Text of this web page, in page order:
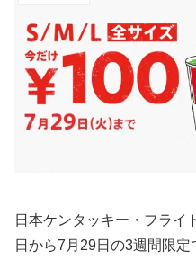
日本ケンタッキー・フライ
日から7月29日の3週間限定